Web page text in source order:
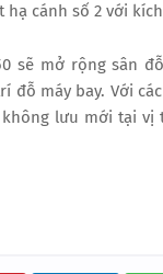
cánh số 2 với
sẽ mở rộng sân
đỗ máy bay. Với
lưu mới tại vị